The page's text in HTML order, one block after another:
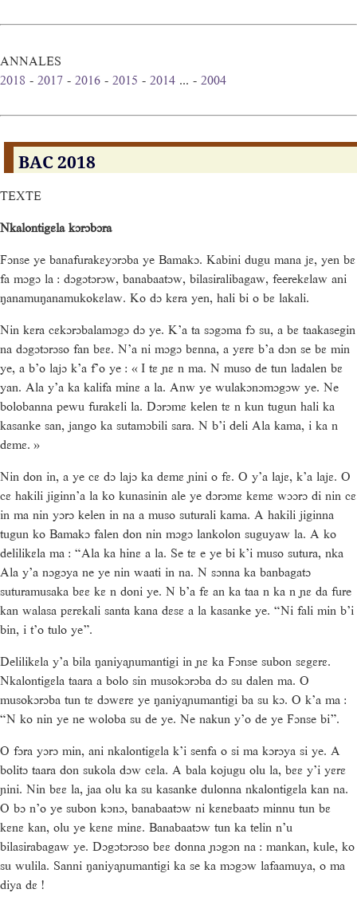
ANNALES
2018 - 2017 - 2016 - 2015 - 2014 ... - 2004
BAC 2018
TEXTE
Nkalontigɛla kɔrɔbɔra
Fɔnse ye banafurakɛyɔrɔba ye Bamakɔ. Kabini dugu mana jɛ, yen bɛ
fa mɔgɔ la : dɔgɔtɔrɔw, banabaatɔw, bilasiralibagaw, feerekɛlaw ani
ŋanamuŋanamukokɛlaw. Ko dɔ kɛra yen, hali bi o bɛ lakali.
Nin kɛra cɛkɔrɔbalamɔgɔ dɔ ye. K’a ta sɔgɔma fɔ su, a bɛ taakasegin
na dɔgɔtɔrɔso fan bɛɛ. N’a ni mɔgɔ bɛnna, a yɛrɛ b’a dɔn se bɛ min
ye, a b’o lajɔ k’a f’o ye : « I tɛ ɲɛ n ma. N muso de tun ladalen bɛ
yan. Ala y’a ka kalifa minɛ a la. Anw ye wulakɔnɔmɔgɔw ye. Ne
bolobanna pewu furakɛli la. Dɔrɔmɛ kelen tɛ n kun tugun hali ka
kasanke san, jango ka sutamɔbili sara. N b’i deli Ala kama, i ka n
dɛmɛ. »
Nin don in, a ye cɛ dɔ lajɔ ka dɛmɛ ɲini o fɛ. O y’a lajɛ, k’a lajɛ. O
cɛ hakili jiginn’a la ko kunasinin ale ye dɔrɔmɛ kɛmɛ wɔɔrɔ di nin cɛ
in ma nin yɔrɔ kelen in na a muso suturali kama. A hakili jiginna
tugun ko Bamakɔ falen don nin mɔgɔ lankolon suguyaw la. A ko
delilikɛla ma : “Ala ka hinɛ a la. Se tɛ e ye bi k’i muso sutura, nka
Ala y’a nɔgɔya ne ye nin waati in na. N sɔnna ka banbagatɔ
suturamusaka bɛɛ kɛ n doni ye. N b’a fɛ an ka taa n ka n ɲɛ da fure
kan walasa pɛrɛkali santa kana dɛsɛ a la kasanke ye. “Ni fali min b’i
bin, i t’o tulo ye”.
Delilikɛla y’a bila ŋaniyaɲumantigi in ɲɛ ka Fɔnse subon sɛgɛrɛ.
Nkalontigɛla taara a bolo sin musokɔrɔba dɔ su dalen ma. O
musokɔrɔba tun tɛ dɔwɛrɛ ye ŋaniyaɲumantigi ba su kɔ. O k’a ma :
“N ko nin ye ne woloba su de ye. Ne nakun y’o de ye Fɔnse bi”.
O fɔra yɔrɔ min, ani nkalontigɛla k’i senfa o si ma kɔrɔya si ye. A
bolitɔ taara don sukola dɔw cɛla. A bala kojugu olu la, bɛɛ y’i yɛrɛ
ɲini. Nin bɛɛ la, jaa olu ka su kasanke dulonna nkalontigɛla kan na.
O bɔ n’o ye subon kɔnɔ, banabaatɔw ni kɛnɛbaatɔ minnu tun bɛ
kɛnɛ kan, olu ye kɛnɛ minɛ. Banabaatɔw tun ka telin n’u
bilasirabagaw ye. Dɔgɔtɔrɔso bɛɛ donna ɲɔgɔn na : mankan, kule, ko
su wulila. Sanni ŋaniyaɲumantigi ka se ka mɔgɔw lafaamuya, o ma
diya dɛ !